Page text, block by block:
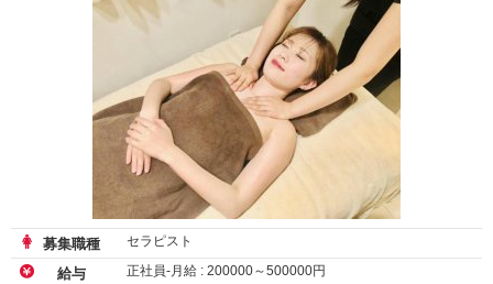
募集職種 セラピスト
給与 正社員-月給 : 200000～500000円